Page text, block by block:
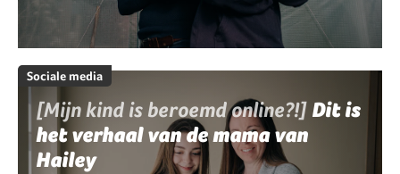
Sociale media
[Mijn kind is beroemd online?!] Dit is
het verhaal van de mama van
Hailey